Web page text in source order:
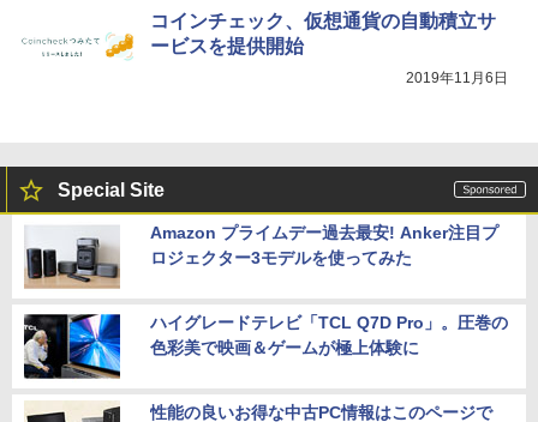
コインチェック、仮想通貨の自動積立サ
ービスを提供開始
2019年11月6日
Special Site
Amazon プライムデー過去最安! Anker注目プ
ロジェクター3モデルを使ってみた
ハイグレードテレビ「TCL Q7D Pro」。圧巻の
色彩美で映画＆ゲームが極上体験に
性能の良いお得な中古PC情報はこのページで